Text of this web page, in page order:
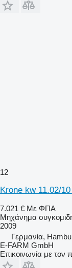
12
Krone kw 11.02/
7.021 € Με ΦΠΑ
Μηχάνημα
2009
Γερμανία,
E-FARM GmbH
Επικοινωνία με τον